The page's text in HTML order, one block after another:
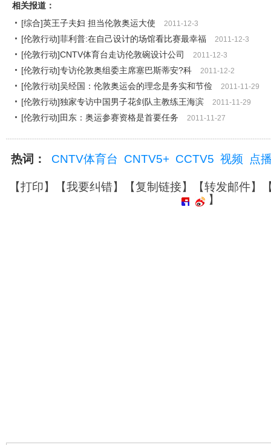
相关报道：
[综合]英王子夫妇 担当伦敦奥运大使
2011-12-3
[伦敦行动]菲利普:在自己设计的场馆看比赛最幸福 2011-12-3
[伦敦行动]CNTV体育台走访伦敦碗设计公司 2011-12-3
[伦敦行动]专访伦敦奥组委主席塞巴斯蒂安?科 2011-12-2
[伦敦行动]吴经国：伦敦奥运会的理念是务实和节俭 2011-11-29
[伦敦行动]独家专访中国男子花剑队主教练王海滨 2011-11-29
[伦敦行动]田东：奥运参赛资格是首要任务 2011-11-27
热词： CNTV体育台 CNTV5+ CCTV5 视频 点
【打印】【我要纠错】【复制链接】【转发邮件】
】